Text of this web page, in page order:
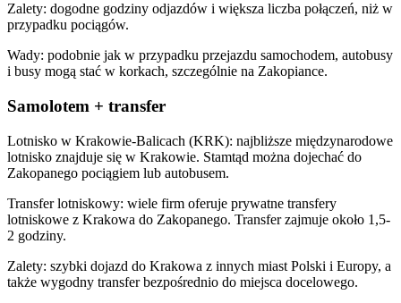
Zalety: dogodne godziny odjazdów i większa liczba połączeń, niż w
przypadku pociągów.
Wady: podobnie jak w przypadku przejazdu samochodem, autobusy
i busy mogą stać w korkach, szczególnie na Zakopiance.
Samolotem + transfer
Lotnisko w Krakowie-Balicach (KRK): najbliższe międzynarodowe
lotnisko znajduje się w Krakowie. Stamtąd można dojechać do
Zakopanego pociągiem lub autobusem.
Transfer lotniskowy: wiele firm oferuje prywatne transfery
lotniskowe z Krakowa do Zakopanego. Transfer zajmuje około 1,5-
2 godziny.
Zalety: szybki dojazd do Krakowa z innych miast Polski i Europy, a
także wygodny transfer bezpośrednio do miejsca docelowego.